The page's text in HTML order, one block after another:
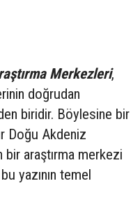
Merkezleri,
doğrudan
biridir. Böylesine bir
Doğu Akdeniz
araştırma merkezi
yazının temel